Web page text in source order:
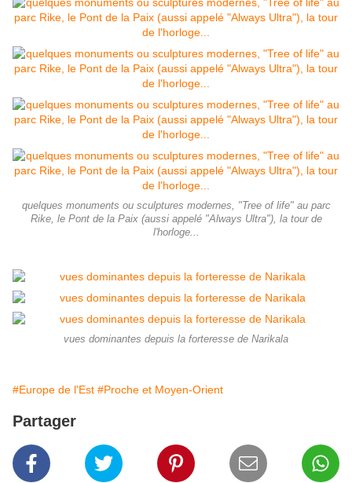
quelques monuments ou sculptures modernes, "Tree of life" au parc
Rike, le Pont de la Paix (aussi appelé "Always Ultra"), la tour de
l'horloge...
vues dominantes depuis la forteresse de Narikala
#Europe de l'Est #Proche et Moyen-Orient
Partager